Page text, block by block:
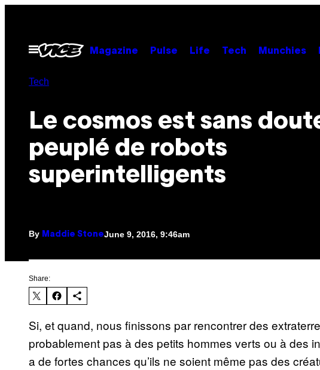
contentOpen
Menu
Magazine Pulse Life Tech Munchies
Tech
Le cosmos est sans
peuplé de robots
superintelligents
By Maddie StoneJune 9, 2016, 9:46am
Share:
Si, et quand, nous finissons par rencontrer des
probablement pas à des petits hommes verts ou à des
a de fortes chances qu’ils ne soient même pas des